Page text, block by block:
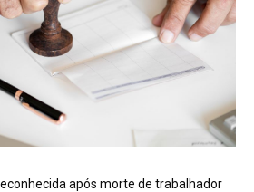
após morte de trabalhador